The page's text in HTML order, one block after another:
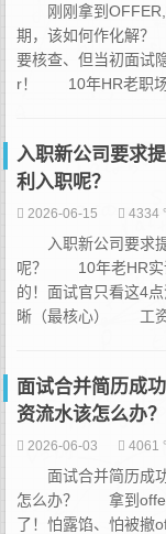
刚刚拿到OFFER,
期，该如何作化解
要核查、但当初面试
r！ 10年HR老职场
配、能力达标，公司
入职新公司要求
利入职呢？
2026-06-15 4334
入职新公司要求提
呢？ 10年老HR实
的！面试官只看这4
晰（最核心） 工
时大额转账直接
面试合并简历成
资流水该怎么办？
2026-06-03 4061
面试合并简历成功
怎么办？ 拿到offer
了！怕露馅、怕被